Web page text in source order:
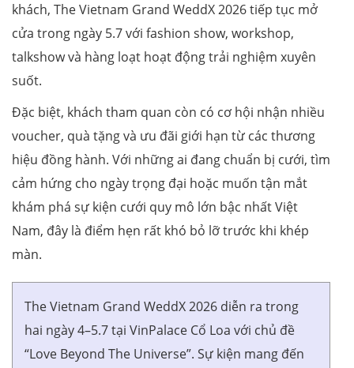
khách, The Vietnam Grand WeddX 2026 tiếp tục mở
cửa trong ngày 5.7 với fashion show, workshop,
talkshow và hàng loạt hoạt động trải nghiệm xuyên
suốt.
Đặc biệt, khách tham quan còn có cơ hội nhận nhiều
voucher, quà tặng và ưu đãi giới hạn từ các thương
hiệu đồng hành. Với những ai đang chuẩn bị cưới, tìm
cảm hứng cho ngày trọng đại hoặc muốn tận mắt
khám phá sự kiện cưới quy mô lớn bậc nhất Việt
Nam, đây là điểm hẹn rất khó bỏ lỡ trước khi khép
màn.
The Vietnam Grand WeddX 2026 diễn ra trong
hai ngày 4–5.7 tại VinPalace Cổ Loa với chủ đề
“Love Beyond The Universe”. Sự kiện mang đến